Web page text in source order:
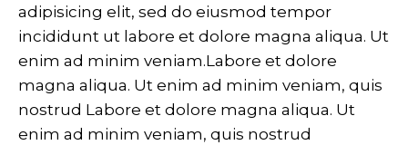
Login
adipisicing elit, sed do eiusmod tempor
incididunt ut labore et dolore magna aliqua. Ut
enim ad minim veniam.Labore et dolore
magna aliqua. Ut enim ad minim veniam, quis
nostrud Labore et dolore magna aliqua. Ut
enim ad minim veniam, quis nostrud